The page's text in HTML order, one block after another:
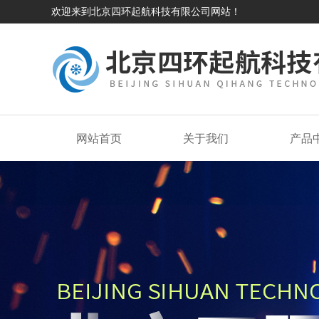
欢迎来到北京四环起航科技有限公司网站！
网站首页 关于我们 产品